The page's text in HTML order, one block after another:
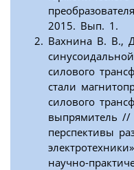
2015. Вып. 1.
Вахнина В. В.,
силового
стали
силового
выпрямитель
перспективы
научно-